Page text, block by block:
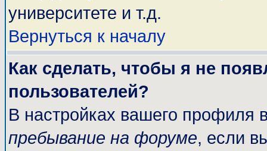
университете и т.д.
Вернуться к началу
Как сделать, чтобы я не
пользователей?
В настройках вашего профиля
пребывание на форуме, если